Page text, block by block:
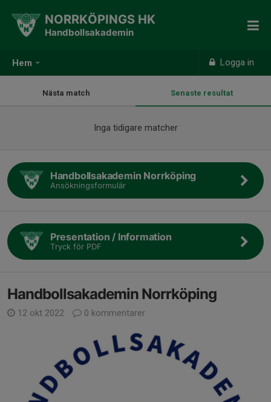
Hem Logga in
NORRKÖPINGS HK
Handbollsakademin
Nästa match Senaste resultat
Inga tidigare matcher
Handbollsakademin Norrköping
Ansökningsformulär
Presentation / Information
Tryck för PDF
Handbollsakademin Norrköping
12 okt 2022 0 kommentarer